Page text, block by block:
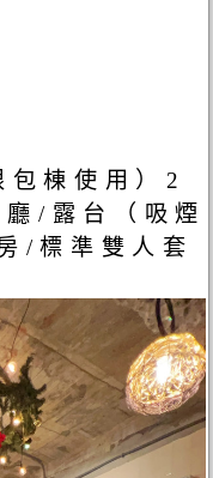
棟使用）2
/露台（吸煙
/標準雙人套